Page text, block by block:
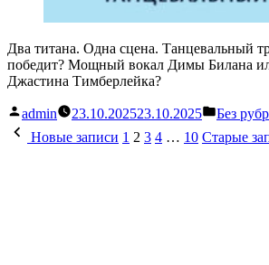
Два титана. Одна сцена. Танцевальный
победит? Мощный вокал Димы Билана
Джастина Тимберлейка?
Написано
admin 23.10.202523.10.2025 Без
Пагинация
Новые записи 1 2 3 4 … 10 Старые